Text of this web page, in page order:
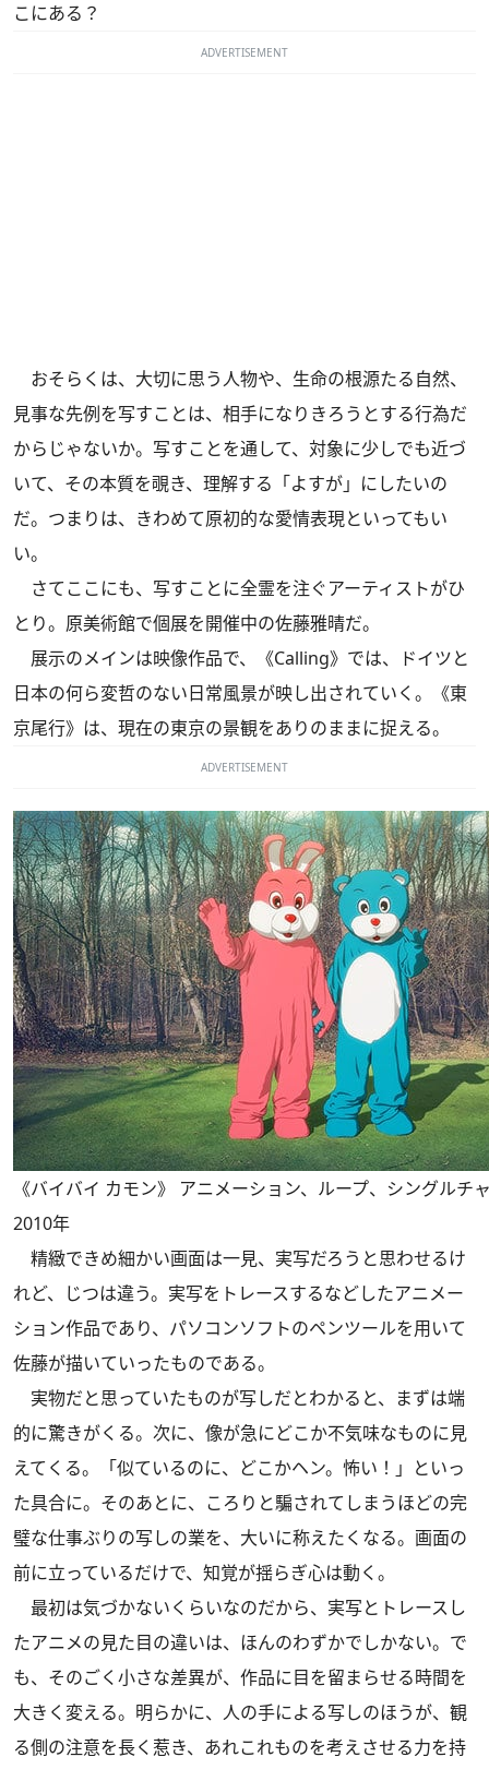
こにある？
ADVERTISEMENT
おそらくは、大切に思う人物や、生命の根源たる自然、
見事な先例を写すことは、相手になりきろうとする行為だ
からじゃないか。写すことを通して、対象に少しでも近づ
いて、その本質を覗き、理解する「よすが」にしたいの
だ。つまりは、きわめて原初的な愛情表現といってもい
い。
さてここにも、写すことに全霊を注ぐアーティストがひ
とり。原美術館で個展を開催中の佐藤雅晴だ。
展示のメインは映像作品で、《Calling》では、ドイツと
日本の何ら変哲のない日常風景が映し出されていく。《東
京尾行》は、現在の東京の景観をありのままに捉える。
ADVERTISEMENT
《バイバイ カモン》 アニメーション、ループ、シングルチ
2010年
精緻できめ細かい画面は一見、実写だろうと思わせるけ
れど、じつは違う。実写をトレースするなどしたアニメー
ション作品であり、パソコンソフトのペンツールを用いて
佐藤が描いていったものである。
実物だと思っていたものが写しだとわかると、まずは端
的に驚きがくる。次に、像が急にどこか不気味なものに見
えてくる。「似ているのに、どこかヘン。怖い！」といっ
た具合に。そのあとに、ころりと騙されてしまうほどの完
璧な仕事ぶりの写しの業を、大いに称えたくなる。画面の
前に立っているだけで、知覚が揺らぎ心は動く。
最初は気づかないくらいなのだから、実写とトレースし
たアニメの見た目の違いは、ほんのわずかでしかない。で
も、そのごく小さな差異が、作品に目を留まらせる時間を
大きく変える。明らかに、人の手による写しのほうが、観
る側の注意を長く惹き、あれこれものを考えさせる力を持